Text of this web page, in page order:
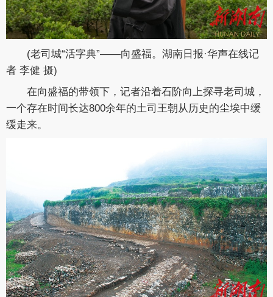
(老司城“活字典”——向盛福。湖南日报·华声在线记
者 李健 摄)
在向盛福的带领下，记者沿着石阶向上探寻老司城，
一个存在时间长达800余年的土司王朝从历史的尘埃中缓
缓走来。